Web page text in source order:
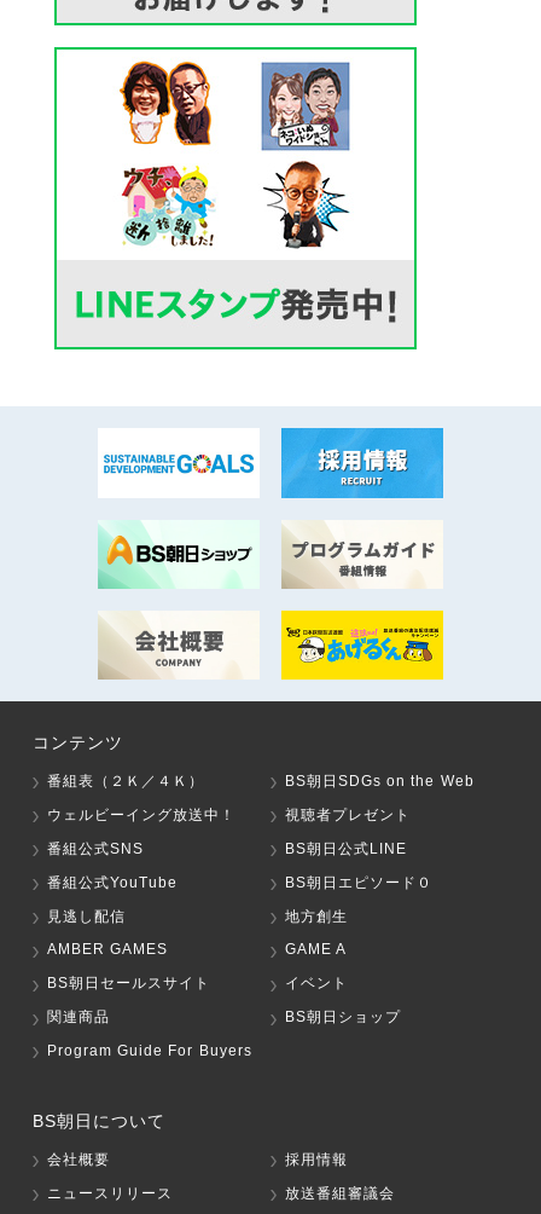
コンテンツ
番組表（２Ｋ／４Ｋ）
BS朝日SDGs on the Web
ウェルビーイング放送中！
視聴者プレゼント
番組公式SNS
BS朝日公式LINE
番組公式YouTube
BS朝日エピソード０
見逃し配信
地方創生
AMBER GAMES
GAME A
BS朝日セールスサイト
イベント
関連商品
BS朝日ショップ
Program Guide For Buyers
BS朝日について
会社概要
採用情報
ニュースリリース
放送番組審議会